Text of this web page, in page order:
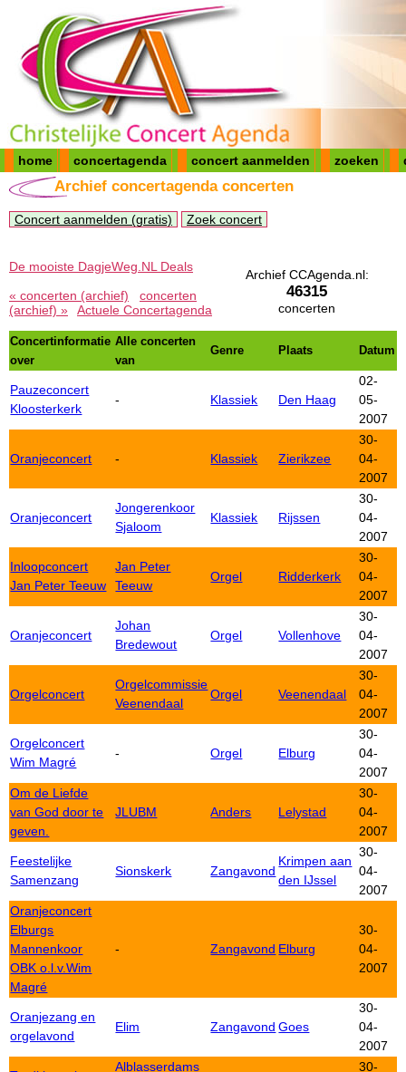
home concertagenda concert aanmelden zoeken
Archief concertagenda concerten
Concert aanmelden (gratis) Zoek concert
Archief CCAgenda.nl:
46315
concerten
De mooiste DagjeWeg.NL Deals
« concerten (archief)
concerten
(archief) »
Actuele Concertagenda
Concertinformatie
over
Alle concerten
van
Genre Plaats Datum
Pauzeconcert
Kloosterkerk
- Klassiek Den Haag
02-
05-
2007
Oranjeconcert - Klassiek Zierikzee
30-
04-
2007
Oranjeconcert
Jongerenkoor
Sjaloom
Klassiek Rijssen
30-
04-
2007
Inloopconcert
Jan Peter Teeuw
Jan Peter
Teeuw
Orgel Ridderkerk
30-
04-
2007
Oranjeconcert
Johan
Bredewout
Orgel Vollenhove
30-
04-
2007
Orgelconcert
Orgelcommissie
Veenendaal
Orgel Veenendaal
30-
04-
2007
Orgelconcert
Wim Magré
- Orgel Elburg
30-
04-
2007
Om de Liefde
van God door te
geven.
JLUBM Anders Lelystad
30-
04-
2007
Feestelijke
Samenzang
Sionskerk Zangavond
Krimpen aan
den IJssel
30-
04-
2007
Oranjeconcert
Elburgs
Mannenkoor
OBK o.l.v.Wim
Magré
- Zangavond Elburg
30-
04-
2007
Oranjezang en
orgelavond
Elim Zangavond Goes
30-
04-
2007
Alblasserdams
30-